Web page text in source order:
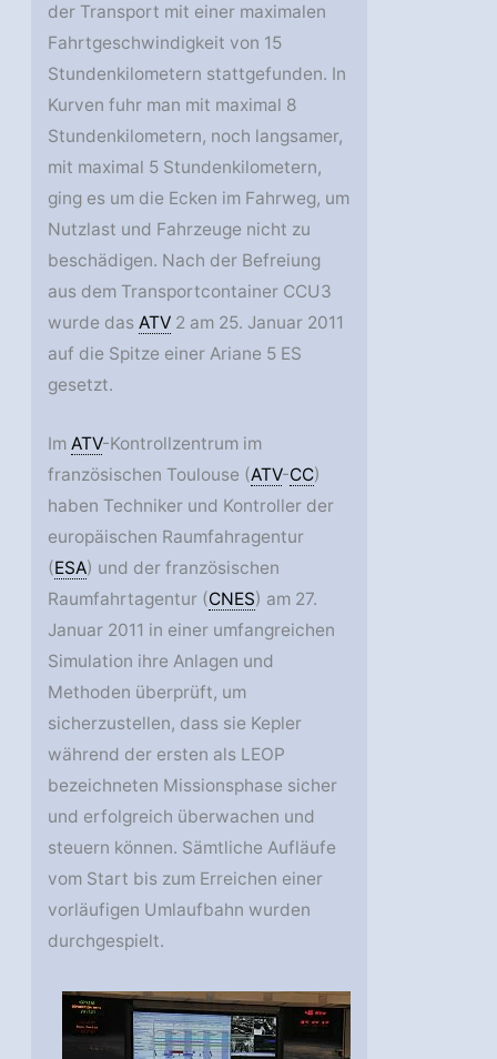
der Transport mit einer maximalen
Fahrtgeschwindigkeit von 15
Stundenkilometern stattgefunden. In
Kurven fuhr man mit maximal 8
Stundenkilometern, noch langsamer,
mit maximal 5 Stundenkilometern,
ging es um die Ecken im Fahrweg, um
Nutzlast und Fahrzeuge nicht zu
beschädigen. Nach der Befreiung
aus dem Transportcontainer CCU3
wurde dasATV 2 am 25. Januar 2011
auf die Spitze einer Ariane 5 ES
gesetzt.
ImATV-Kontrollzentrum im
französischen Toulouse (ATV-CC)
haben Techniker und Kontroller der
europäischen Raumfahragentur
(ESA) und der französischen
Raumfahrtagentur (CNES) am 27.
Januar 2011 in einer umfangreichen
Simulation ihre Anlagen und
Methoden überprüft, um
sicherzustellen, dass sie Kepler
während der ersten als LEOP
bezeichneten Missionsphase sicher
und erfolgreich überwachen und
steuern können. Sämtliche Aufläufe
vom Start bis zum Erreichen einer
vorläufigen Umlaufbahn wurden
durchgespielt.